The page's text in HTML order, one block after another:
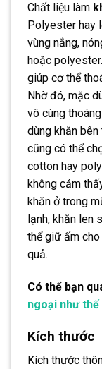
Chất liệu làm
Polyester hay
vùng nắng,
hoặc
giúp cơ thể
Nhờ đó, mặc
vô cùng
dùng khăn
cũng có thể
cotton hay
không cảm
khăn ở trong
lạnh, khăn len
thể giữ ấm
quả.
Có thể bạn
ngoại nhưthế
Kích thước
Kích thước